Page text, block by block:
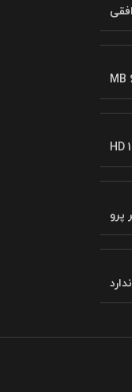
MB
HD
پرو
ندارد